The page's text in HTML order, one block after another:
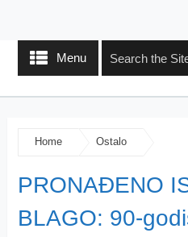
Menu
Home Ostalo
PRONAĐENO
BLAGO: 90-